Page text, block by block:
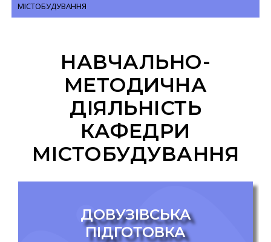
МІСТОБУДУВАННЯ
НАВЧАЛЬНО-
МЕТОДИЧНА
ДІЯЛЬНІСТЬ
КАФЕДРИ
МІСТОБУДУВАННЯ
ДОВУЗІВСЬКА
ПІДГОТОВКА